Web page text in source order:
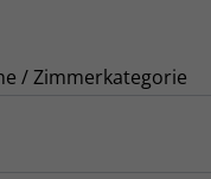
/ Zimmerkategorie